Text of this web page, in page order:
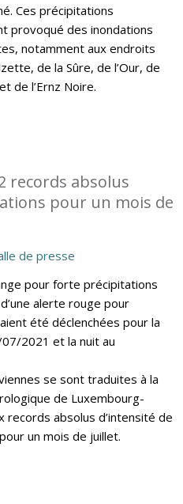
Ces précipitations
provoqué des inondations
notamment aux endroits
de la Sûre, de l’Our, de
de l’Ernz Noire.
records absolus
pour un mois de
de presse
pour forte précipitations
alerte rouge pour
été déclenchées pour la
2021 et la nuit au
se sont traduites à la
de Luxembourg-
records absolus d’intensité de
un mois de juillet.